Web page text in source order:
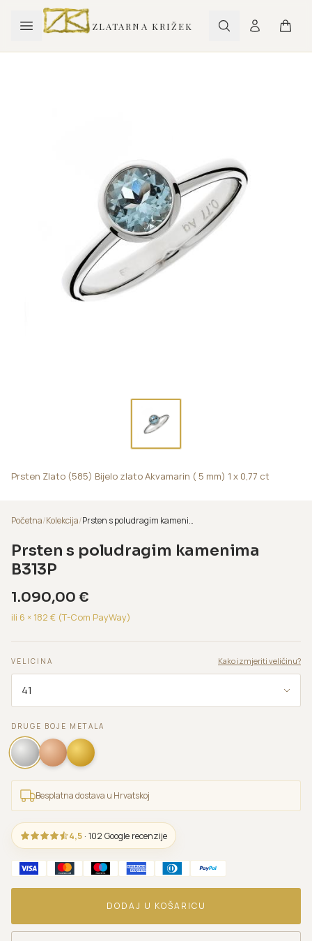
ZLATARNA KRIŽEK
Prsten Zlato (585) Bijelo zlato Akvamarin ( 5 mm) 1 x 0,77 ct
Početna/Kolekcija/ Prsten s poludragim kamenima B313P
Prsten s poludragim kamenima
B313P
1.090,00 €
ili 6 × 182 € (T-Com PayWay)
VELICINA Kako izmjeriti veličinu?
DRUGE BOJE METALA
Besplatna dostava u Hrvatskoj
4,5 · 102 Google recenzije
DODAJ U KOŠARICU